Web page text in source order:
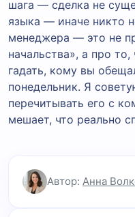
шага — сделка не
языка — иначе никто
менеджера — это не
начальства», а про
гадать, кому вы
понедельник. Я
перечитывать его с
мешает, что реально
Автор: Анна